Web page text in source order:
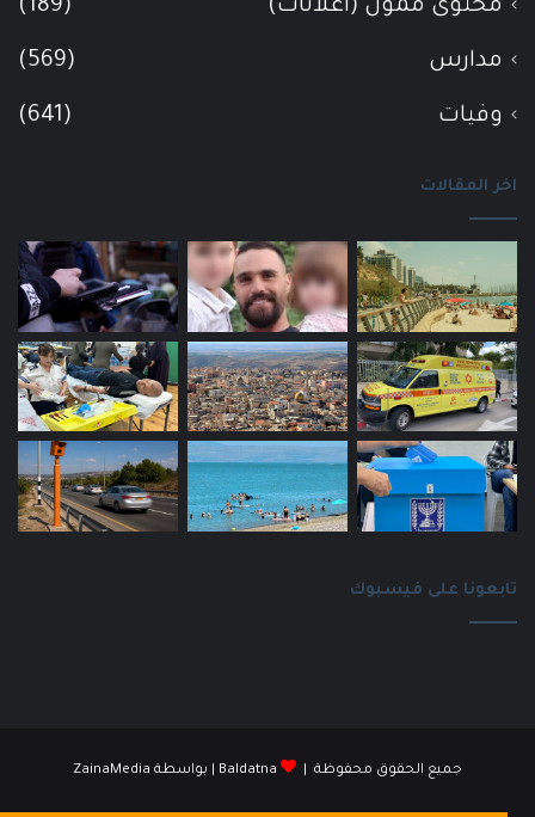
محتوى ممول (اعلانات) (189)
مدارس (569)
وفيات (641)
اخر المقالات
تابعونا على فيسبوك
جميع الحقوق محفوظة | Baldatna | بواسطة ZainaMedia